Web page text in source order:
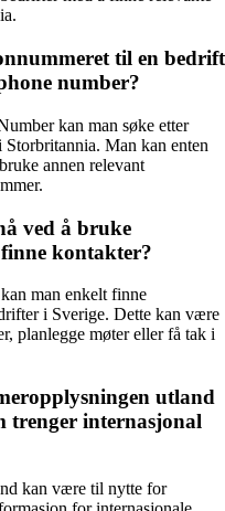
til en bedrift
number?
kan man søke etter
Man kan enten
annen relevant
ved å bruke
kontakter?
man enkelt finne
i Sverige. Dette kan være
planlegge møter eller få tak i
utland
trenger internasjonal
kan være til nytte for